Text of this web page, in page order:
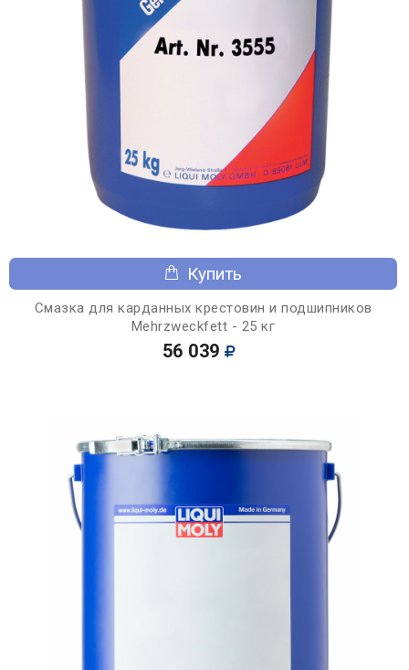
Купить
Смазка для карданных крестовин и подшипников
Mehrzweckfett - 25 кг
56 039